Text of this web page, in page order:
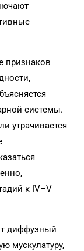
признаков
системы.
утрачивается
к IV–V
диффузный
мускулатуру,